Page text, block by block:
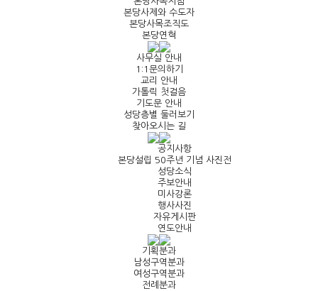
본당사제와 수도자
본당사목조직도
본당연혁
사무실 안내
1:1문의하기
교리 안내
가톨릭 첫걸음
기도문 안내
성당층별 둘러보기
찾아오시는 길
공지사항
본당설립 50주년 기념 사진전
성당소식
주보안내
미사강론
행사사진
자유게시판
연도안내
기획분과
남성구역분과
여성구역분과
전례분과